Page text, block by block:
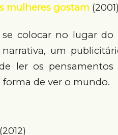
mulheres gostam (2001)
colocar no lugar
um
ler os
forma de ver o mundo.
(2012)